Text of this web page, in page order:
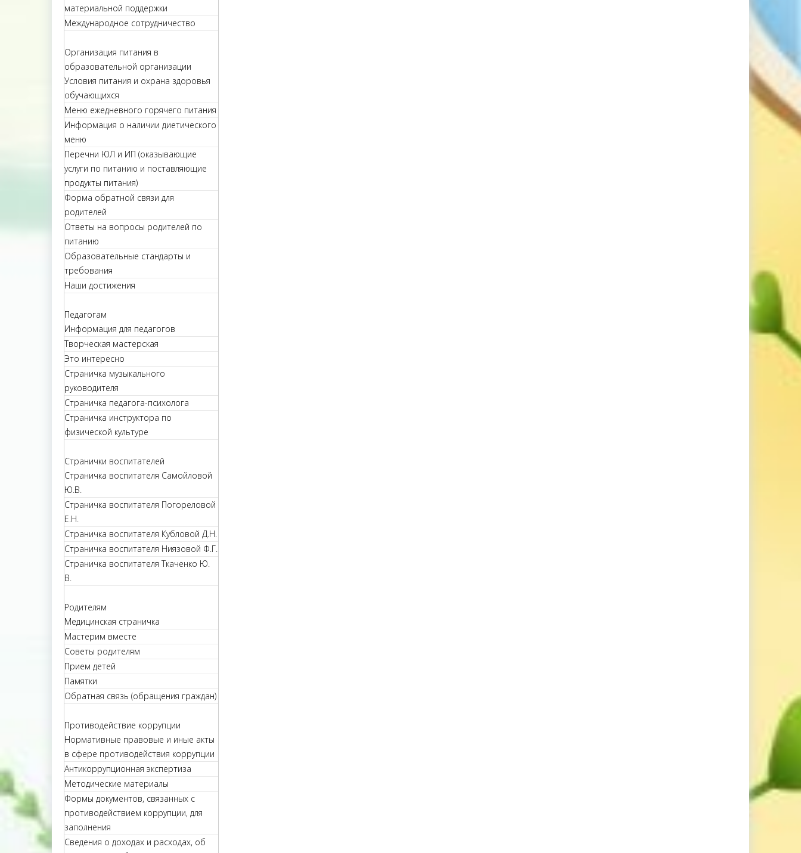
материальной поддержки
Международное сотрудничество
Организация питания в
образовательной организации
Условия питания и охрана здоровья
обучающихся
Меню ежедневного горячего питания
Информация о наличии диетического
меню
Перечни ЮЛ и ИП (оказывающие
услуги по питанию и поставляющие
продукты питания)
Форма обратной связи для
родителей
Ответы на вопросы родителей по
питанию
Образовательные стандарты и
требования
Наши достижения
Педагогам
Информация для педагогов
Творческая мастерская
Это интересно
Страничка музыкального
руководителя
Страничка педагога-психолога
Страничка инструктора по
физической культуре
Странички воспитателей
Страничка воспитателя Самойловой
Ю.В.
Страничка воспитателя Погореловой
Е.Н.
Страничка воспитателя Кубловой Д.Н.
Страничка воспитателя Ниязовой Ф.Г.
Страничка воспитателя Ткаченко Ю.
В.
Родителям
Медицинская страничка
Мастерим вместе
Советы родителям
Прием детей
Памятки
Обратная связь (обращения граждан)
Противодействие коррупции
Нормативные правовые и иные акты
в сфере противодействия коррупции
Антикоррупционная экспертиза
Методические материалы
Формы документов, связанных с
противодействием коррупции, для
заполнения
Сведения о доходах и расходах, об